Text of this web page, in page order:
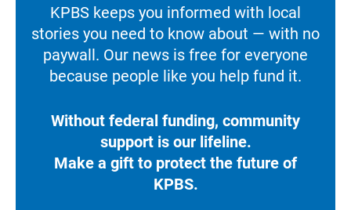
KPBS keeps you informed with local
stories you need to know about — with no
paywall. Our news is free for everyone
because people like you help fund it.
Without federal funding, community
support is our lifeline.
Make a gift to protect the future of
KPBS.